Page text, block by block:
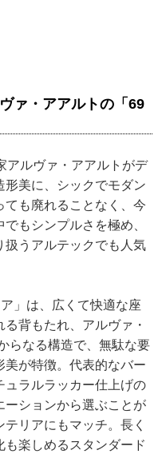
ァ・アアルトの「69
ルヴァ・アアルトがデ
美に、シックでモダン
ても廃れることなく、今
もシンプルさを極め、
扱うアルテックでも人気
」は、広くて快適な座
背もたれ、アルヴァ・
らなる構造で、無駄な要
が特徴。代表的なバー
ュラルラッカー仕上げの
ーションから選ぶことが
リアにもマッチ。長く
楽しめるスタンダード